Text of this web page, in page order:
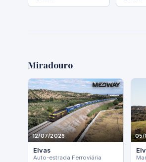
Miradouro
12/07/2026
Elvas
Auto-estrada Ferroviária
05/